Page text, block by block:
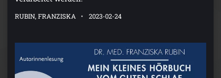
RUBIN, FRANZISKA 2023-02-24